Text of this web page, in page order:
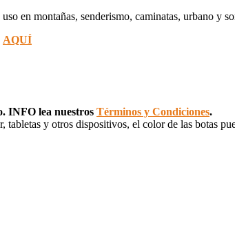
en montañas, senderismo, caminatas, urbano y
AQUÍ
INFO lea nuestros Términos y Condiciones.
y otros dispositivos, el color de las botas